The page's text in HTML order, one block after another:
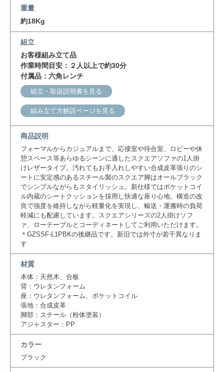
重量
約18Kg
組立
お客様組み立て品
作業時間目安：２人以上で約30分
付属品：六角レンチ
組立・取扱説明書を見る
組み立て方解説ページを見る
商品説明
フォーマルからカジュアルまで、応接室や待合室、ロビーや休
憩スペース等あらゆるシーンに適したスクエアソファの1人掛
けレザータイプ。汚れてもお手入れしやすい合成皮革張りのシ
ートに安定感のあるスチール製のスクエア脚はオールブラック
でシンプルながらもスタイリッシュ。新仕様ではポケットコイ
ル内蔵のシートクッションを採用し快適な座り心地。構造の改
良で強度を維持しながら軽量化を実現し、輸送・運搬時の負荷
軽減にも配慮しています。スクエアシリーズの2人掛けソフ
ァ、ローテーブルとコーディネートしてご利用いただけます。
＊GZSSF-L1PBKの後継品です。新旧では外寸が若干異なりま
す
材質
本体：天然木、合板
背：ウレタンフォーム
座：ウレタンフォーム、ポケットコイル
張地：合成皮革
脚部：スチール（粉体塗装）
アジャスター：PP
カラー
ブラック